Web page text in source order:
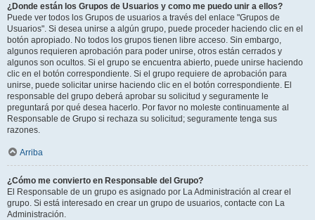
¿Donde están los Grupos de Usuarios y como me puedo unir a ellos?
Puede ver todos los Grupos de usuarios a través del enlace "Grupos de
Usuarios". Si desea unirse a algún grupo, puede proceder haciendo clic en el
botón apropiado. No todos los grupos tienen libre acceso. Sin embargo,
algunos requieren aprobación para poder unirse, otros están cerrados y
algunos son ocultos. Si el grupo se encuentra abierto, puede unirse haciendo
clic en el botón correspondiente. Si el grupo requiere de aprobación para
unirse, puede solicitar unirse haciendo clic en el botón correspondiente. El
responsable del grupo deberá aprobar su solicitud y seguramente le
preguntará por qué desea hacerlo. Por favor no moleste continuamente al
Responsable de Grupo si rechaza su solicitud; seguramente tenga sus
razones.
Arriba
¿Cómo me convierto en Responsable del Grupo?
El Responsable de un grupo es asignado por La Administración al crear el
grupo. Si está interesado en crear un grupo de usuarios, contacte con La
Administración.